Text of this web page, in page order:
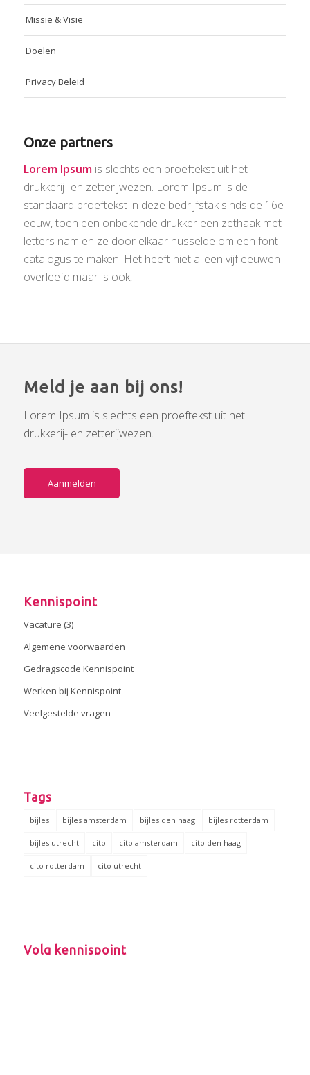
Missie & Visie
Doelen
Privacy Beleid
Onze partners
Lorem Ipsumis slechts een proeftekst uit het
drukkerij- en zetterijwezen. Lorem Ipsum is de
standaard proeftekst in deze bedrijfstak sinds de 16e
eeuw, toen een onbekende drukker een zethaak met
letters nam en ze door elkaar husselde om een font-
catalogus te maken. Het heeft niet alleen vijf eeuwen
overleefd maar is ook,
Meld je aan bij ons!
Lorem Ipsum is slechts een proeftekst uit het
drukkerij- en zetterijwezen.
Aanmelden
Kennispoint
Vacature (3)
Algemene voorwaarden
Gedragscode Kennispoint
Werken bij Kennispoint
Veelgestelde vragen
Tags
bijles bijles amsterdam bijles den haag bijles rotterdam
bijles utrecht cito cito amsterdam cito den haag
cito rotterdam cito utrecht
Volg kennispoint